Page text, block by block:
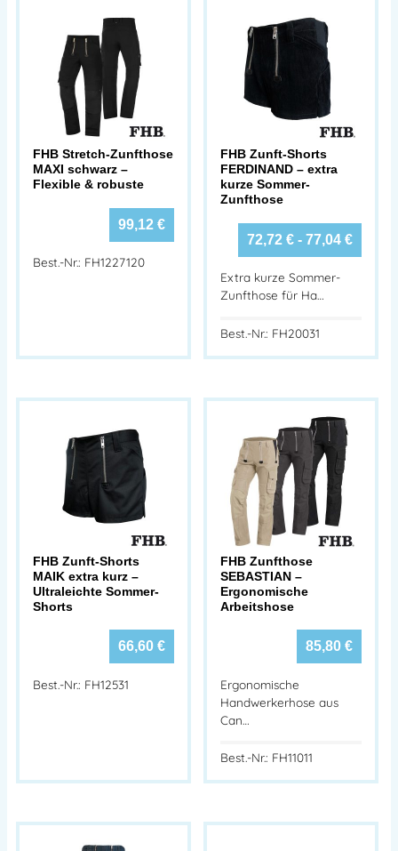
FHB Stretch-Zunfthose
MAXI schwarz –
Flexible & robuste
99,12 €
Best.-Nr.: FH1227120
FHB Zunft-Shorts
FERDINAND – extra
kurze Sommer-
Zunfthose
72,72 €- 77,04 €
Extra kurze Sommer-
Zunfthose für Ha…
Best.-Nr.: FH20031
FHB Zunft-Shorts
MAIK extra kurz –
Ultraleichte Sommer-
Shorts
66,60 €
Best.-Nr.: FH12531
FHB Zunfthose
SEBASTIAN –
Ergonomische
Arbeitshose
85,80 €
Ergonomische
Handwerkerhose aus
Can…
Best.-Nr.: FH11011